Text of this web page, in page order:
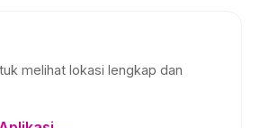
melihat lokasi lengkap dan